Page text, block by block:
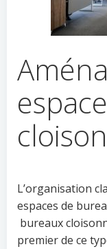
L’organisation
espaces de
bureaux
premier de ce